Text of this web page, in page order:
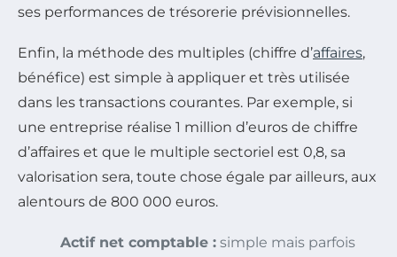
ses performances de trésorerie prévisionnelles.
Enfin, la méthode des multiples (chiffre d’affaires,
bénéfice) est simple à appliquer et très utilisée
dans les transactions courantes. Par exemple, si
une entreprise réalise 1 million d’euros de chiffre
d’affaires et que le multiple sectoriel est 0,8, sa
valorisation sera, toute chose égale par ailleurs, aux
alentours de 800 000 euros.
Actif net comptable : simple mais parfois